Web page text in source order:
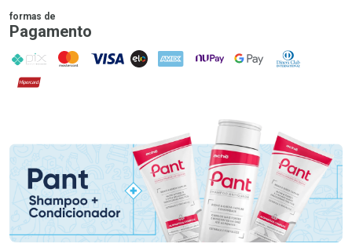
formas de
Pagamento
PIX MasterCard
VISA ELO AMEX NuPay Google PayDiners Club
Hipercard
Promoção em Destaque